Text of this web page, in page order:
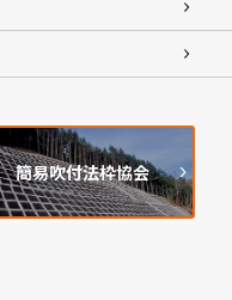
簡易吹付法枠協会